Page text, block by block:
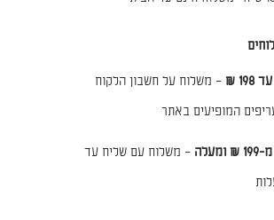
₪
– משלוח על חשבון הלקוח
המופיעים באתר
– משלוח עם שליח עד